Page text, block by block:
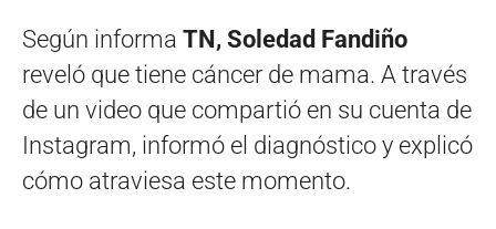
Según informa TN, Soledad Fandiño
reveló que tiene cáncer de mama. A través
de un video que compartió en su cuenta de
Instagram, informó el diagnóstico y explicó
cómo atraviesa este momento.